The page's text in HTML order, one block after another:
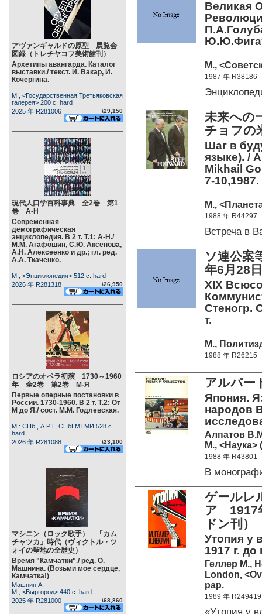
アヴァンギャルドの原型 展覧会
図録（トレチヤコフ美術館刊）
Архетипы авангарда. Каталог
выставки./ текст. И. Вакар, И.
Кочергина.
М., <Государственная Третьяковская
галерея> 200 c. hard
2025 年 R281006
\29,150
現代人口学百科事典 全2巻 第1
巻 А-Н
Современная
демографическая
энциклопедия. В 2 т. Т.1: А-Н./
М.М. Агафошин, С.Ю. Аксенова,
А.Н. Алексеенко и др.; гл. ред.
А.А. Ткаченко.
М., <Энциклопедия> 512 c. hard
2026 年 R281318
\26,950
ロシアのオペラ初演 1730～1960
年 全2巻 第2巻 М-Я
Первые оперные постановки в
России. 1730-1960. В 2 т. Т.2: От
М до Я./ сост. М.М. Годлевская.
М.: СПб., А.Р.Т; СПбГМТМИ 528 c.
hard
2026 年 R281088
\23,100
マシニン（ロック歌手） 「カム
チャツカ」時代（ヴィクトル・ツ
ォイの聖地の全歴史）
Время "Камчатки"./ ред. О.
Машнина. (Возьми мое сердце,
Камчатка!)
Машнин А.
М., <Выргород> 440 c. hard
2025 年 R281000
\68,860
Великая
М.,
1987 年 R38186
未来への
チョフの
Шаг в
языке). /
Mikhail
7-
М.,
1988 年 R44297
Встреча в
ソ連公
年6月28
XIX
Стеногр.
т.
М.,
1988 年 R26215
アルパ
Япония.
народов
Алпатов
М., <Наука>
1988 年 R43801
В
ゲールレ
ア 1917
ドン刊）
Утопия у
1917 г.
Геллер М.,
London,
pap.
1989 年 R249419
«Утопия у